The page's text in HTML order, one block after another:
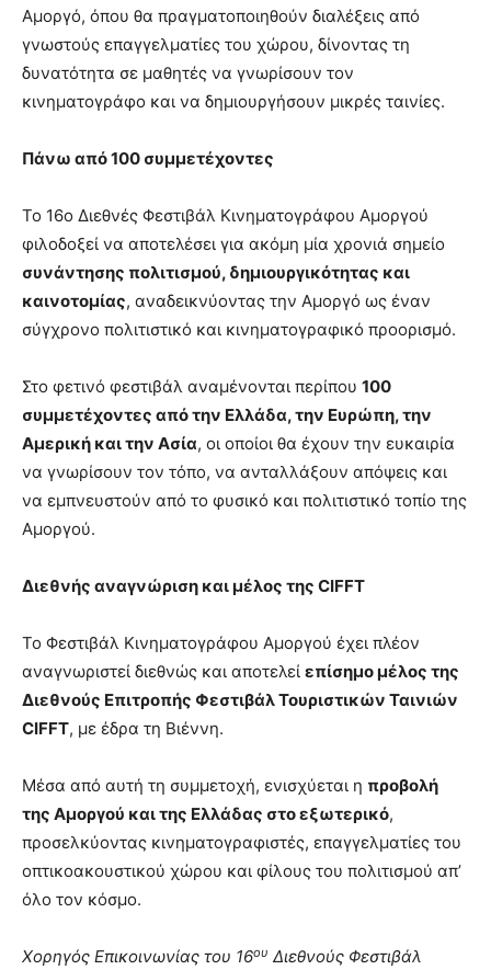
Αμοργό, όπου θα πραγματοποιηθούν διαλέξεις από
γνωστούς επαγγελματίες του χώρου, δίνοντας τη
δυνατότητα σε μαθητές να γνωρίσουν τον
κινηματογράφο και να δημιουργήσουν μικρές ταινίες.
Πάνω από 100 συμμετέχοντες
Το 16ο Διεθνές Φεστιβάλ Κινηματογράφου Αμοργού
φιλοδοξεί να αποτελέσει για ακόμη μία χρονιά σημείο
συνάντησης πολιτισμού, δημιουργικότητας και
καινοτομίας, αναδεικνύοντας την Αμοργό ως έναν
σύγχρονο πολιτιστικό και κινηματογραφικό προορισμό.
Στο φετινό φεστιβάλ αναμένονται περίπου 100
συμμετέχοντες από την Ελλάδα, την Ευρώπη, την
Αμερική και την Ασία, οι οποίοι θα έχουν την ευκαιρία
να γνωρίσουν τον τόπο, να ανταλλάξουν απόψεις και
να εμπνευστούν από το φυσικό και πολιτιστικό τοπίο της
Αμοργού.
Διεθνής αναγνώριση και μέλος της CIFFT
Το Φεστιβάλ Κινηματογράφου Αμοργού έχει πλέον
αναγνωριστεί διεθνώς και αποτελεί επίσημο μέλος της
Διεθνούς Επιτροπής Φεστιβάλ Τουριστικών Ταινιών
CIFFT, με έδρα τη Βιέννη.
Μέσα από αυτή τη συμμετοχή, ενισχύεται η προβολή
της Αμοργού και της Ελλάδας στο εξωτερικό,
προσελκύοντας κινηματογραφιστές, επαγγελματίες του
οπτικοακουστικού χώρου και φίλους του πολιτισμού απ’
όλο τον κόσμο.
Χορηγός Επικοινωνίας του 16ου Διεθνούς Φεστιβάλ